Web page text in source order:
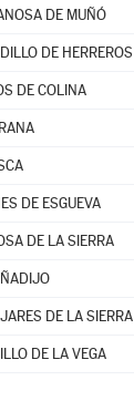
DE MUÑÓ
DE HERREROS
DE COLINA
DE ESGUEVA
DE LA SIERRA
DE LA SIERRA
DE LA VEGA